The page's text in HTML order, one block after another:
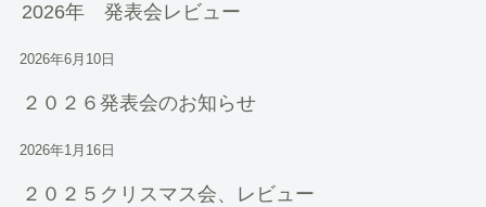
2026年 発表会レビュー
2026年6月10日
２０２６発表会のお知らせ
2026年1月16日
２０２５クリスマス会、レビュー